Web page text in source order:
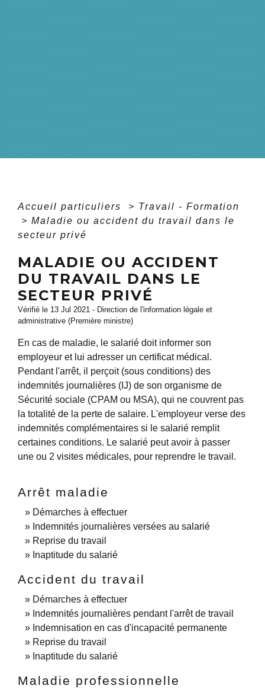
Accueil particuliers > Travail - Formation
> Maladie ou accident du travail dans le
secteur privé
MALADIE OU ACCIDENT
DU TRAVAIL DANS LE
SECTEUR PRIVÉ
Vérifié le 13 Jul 2021 - Direction de l'information légale et
administrative (Première ministre)
En cas de maladie, le salarié doit informer son
employeur et lui adresser un certificat médical.
Pendant l'arrêt, il perçoit (sous conditions) des
indemnités journalières (IJ) de son organisme de
Sécurité sociale (CPAM ou MSA), qui ne couvrent pas
la totalité de la perte de salaire. L'employeur verse des
indemnités complémentaires si le salarié remplit
certaines conditions. Le salarié peut avoir à passer
une ou 2 visites médicales, pour reprendre le travail.
Arrêt maladie
Démarches à effectuer
Indemnités journalières versées au salarié
Reprise du travail
Inaptitude du salarié
Accident du travail
Démarches à effectuer
Indemnités journalières pendant l'arrêt de travail
Indemnisation en cas d'incapacité permanente
Reprise du travail
Inaptitude du salarié
Maladie professionnelle